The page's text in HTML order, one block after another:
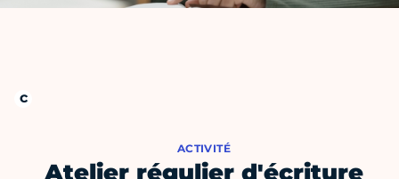
ACTIVITÉ
Atelier régulier d'écriture